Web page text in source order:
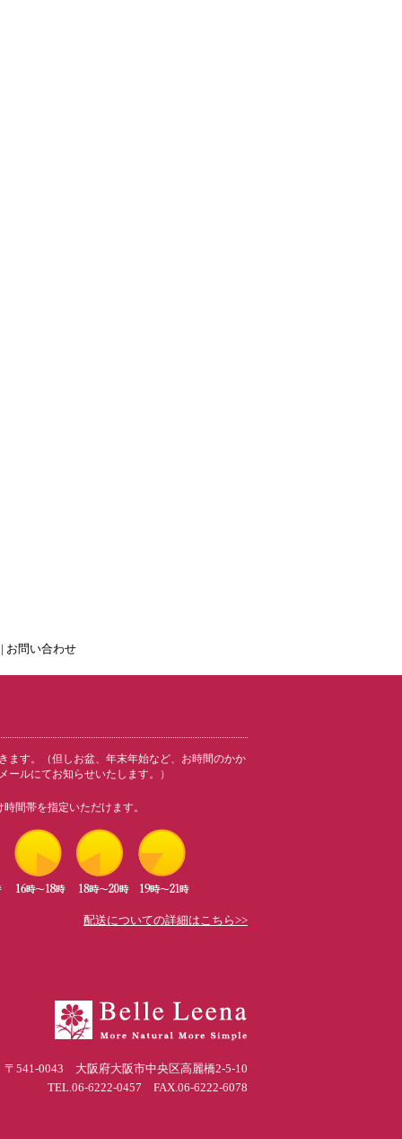
お問い合わせ
ます。（但しお盆、年末年始など、お時間のかか
ールにてお知らせいたします。）
間帯を指定いただけます。
配送についての詳細はこちら>>
〒541-0043 大阪府大阪市中央区高麗橋2-5-10
TEL.06-6222-0457 FAX.06-6222-6078